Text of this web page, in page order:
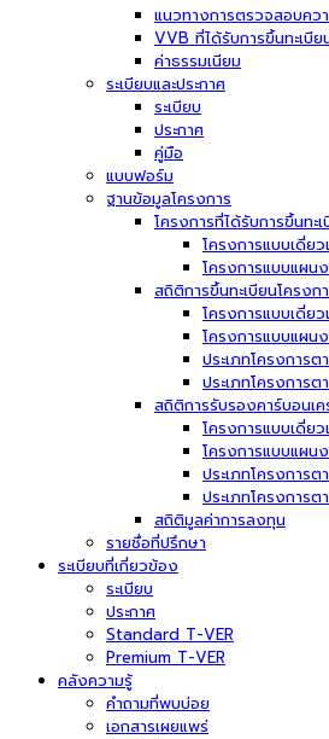
แนวทางการตรวจสอบคว
VVB ที่ได้รับการขึ้นทะเบีย
ค่าธรรมเนียม
ระเบียบและประกาศ
ระเบียบ
ประกาศ
คู่มือ
แบบฟอร์ม
ฐานข้อมูลโครงการ
โครงการที่ได้รับการขึ้นทะ
โครงการแบบเดี่ย
โครงการแบบแผน
สถิติการขึ้นทะเบียนโครงก
โครงการแบบเดี่ย
โครงการแบบแผน
ประเภทโครงการ
ประเภทโครงการ
สถิติการรับรองคาร์บอนเ
โครงการแบบเดี่ย
โครงการแบบแผน
ประเภทโครงการ
ประเภทโครงการ
สถิติมูลค่าการลงทุน
รายชื่อที่ปรึกษา
ระเบียบที่เกี่ยวข้อง
ระเบียบ
ประกาศ
Standard T-VER
Premium T-VER
คลังความรู้
คำถามที่พบบ่อย
เอกสารเผยแพร่